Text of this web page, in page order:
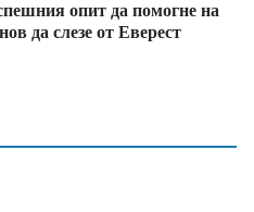
опит да помогне на
да слезе от Еверест